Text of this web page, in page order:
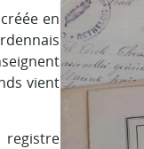
en
vient